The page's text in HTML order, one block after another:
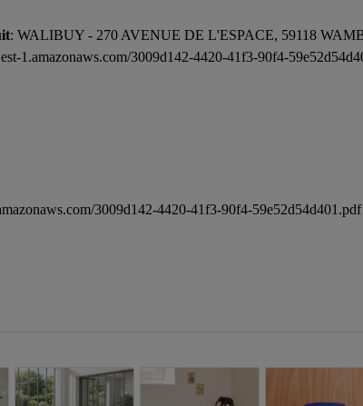
: WALIBUY - 270 AVENUE DE L'ESPACE, 59118
1.amazonaws.com/3009d142-4420-41f3-90f4-
3009d142-4420-41f3-90f4-59e52d54d401.pdf